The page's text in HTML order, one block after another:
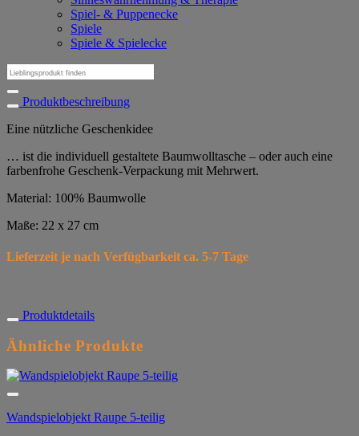
Spiel- & Puppenecke
Spiele
Spiele & Spielecke
Suchen
nach:
Produktbeschreibung
Eine nützliche Geschenkidee
… ist die individuell gestaltete Baumwolltasche – oder auch eine
farbenfrohe Geschenk-Verpackung mit Mehrwert.
Material: 100% Baumwolle
Maße: 22 x 27 cm
Lieferzeit je nach Verfügbarkeit ca. 5-7 Tage
Produktdetails
Ähnliche Produkte
Wandspielobjekt Raupe 5-teilig